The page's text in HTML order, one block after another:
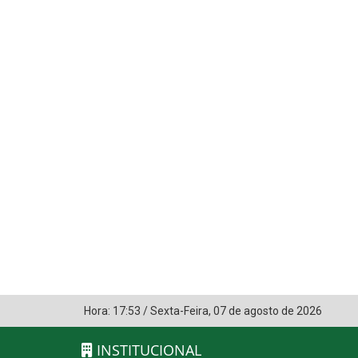
Hora: 17:53 /Sexta-Feira, 07 de agosto de 2026
INSTITUCIONAL